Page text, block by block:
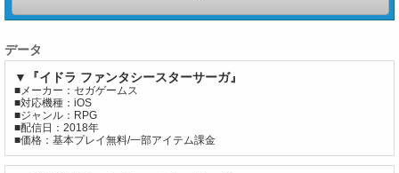
データ
▼『イドラ ファンタシースターサーガ』
■メーカー：セガゲームス
■対応機種：iOS
■ジャンル：RPG
■配信日：2018年
■価格：基本プレイ無料/一部アイテム課金